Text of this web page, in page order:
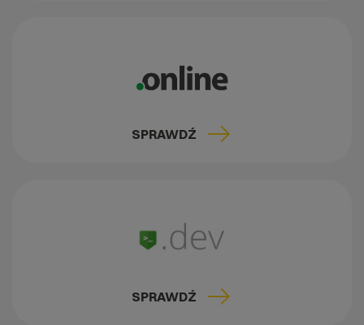
SPRAWDŹ
SPRAWDŹ